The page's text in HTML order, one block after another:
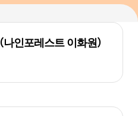
NINE FOREST二和園 （나인포레스트 이화원）